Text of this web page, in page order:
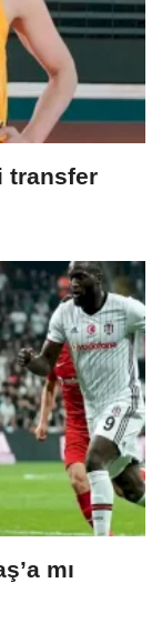
transfer
mı